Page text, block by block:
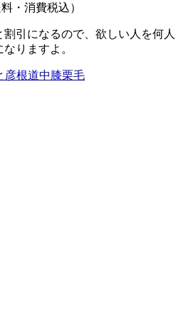
・消費税込）
引になるので、欲しい人を何人
りますよ。
根道中膝栗毛